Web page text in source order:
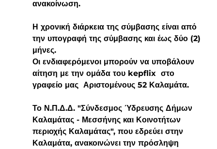
ανακοίνωση.
Η χρονική διάρκεια της σύμβασης είναι από
την υπογραφή της σύμβασης και έως δύο (2)
μήνες.
Οι ενδιαφερόμενοι μπορούν να υποβάλουν
αίτηση με την ομάδα του kepflix  στο
γραφείο μας  Αριστομένους 52 Καλαμάτα.
Το Ν.Π.Δ.Δ. "Σύνδεσμος Ύδρευσης Δήμων
Καλαμάτας - Μεσσήνης και Κοινοτήτων
περιοχής Καλαμάτας", που εδρεύει στην
Καλαμάτα, ανακοινώνει την πρόσληψη